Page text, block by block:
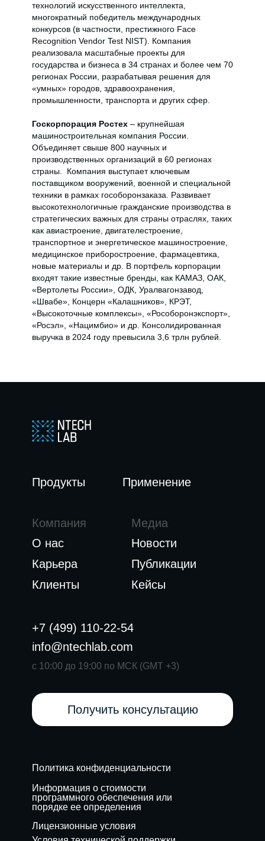
технологий искусственного интеллекта,
многократный победитель международных
конкурсов (в частности, престижного Face
Recognition Vendor Test NIST). Компания
реализовала масштабные проекты для
государства и бизнеса в 34 странах и более чем 70
регионах России, разрабатывая решения для
«умных» городов, здравоохранения,
промышленности, транспорта и других сфер.
Госкорпорация Ростех – крупнейшая
машиностроительная компания России.
Объединяет свыше 800 научных и
производственных организаций в 60 регионах
страны. Компания выступает ключевым
поставщиком вооружений, военной и специальной
техники в рамках гособоронзаказа. Развивает
высокотехнологичные гражданские производства в
стратегических важных для страны отраслях, таких
как авиастроение, двигателестроение,
транспортное и энергетическое машиностроение,
медицинское приборостроение, фармацевтика,
новые материалы и др. В портфель корпорации
входят такие известные бренды, как КАМАЗ, ОАК,
«Вертолеты России», ОДК, Уралвагонзавод,
«Швабе», Концерн «Калашников», КРЭТ,
«Высокоточные комплексы», «Рособоронэкспорт»,
«Росэл», «Нацимбио» и др. Консолидированная
выручка в 2024 году превысила 3,6 трлн рублей.
Компания Медиа
с 10:00 до 19:00 по МСК (GMT +3)
Применение
Новости
Политика конфиденциальности
Лицензионные условия
Информация о стоимости
программного обеспечения или
порядке ее определения
Кейсы
info@ntechlab.com
+7 (499) 110-22-54
Публикации
Карьера
Клиенты
О нас
Продукты
Получить консультацию